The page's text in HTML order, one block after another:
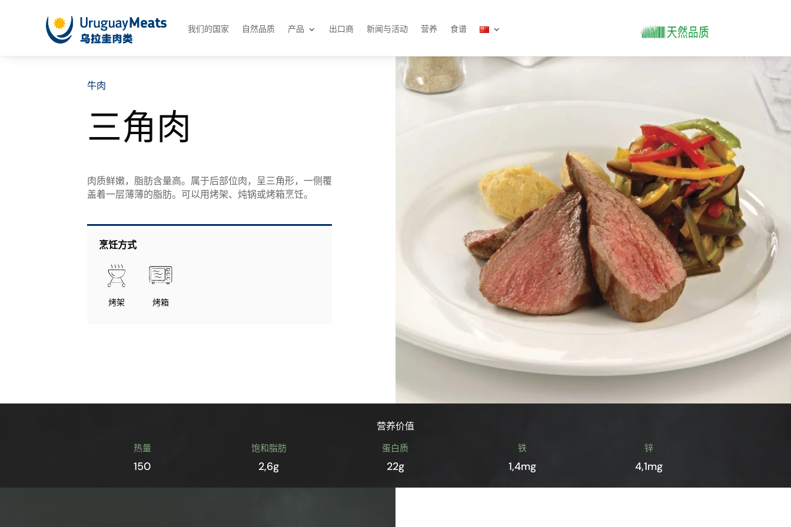
我们的国家 自然品质 产品 出口商 新闻与活动 营养 食谱
牛肉
三角肉
肉质鲜嫩，脂肪含量高。属于后部位肉，呈三角形，一侧覆
盖着一层薄薄的脂肪。可以用烤架、炖锅或烤箱烹饪。
烹饪方式
烤架 烤箱
营养价值
热量
150
饱和脂肪
2,6g
蛋白质
22g
铁
1,4mg
锌
4,1mg